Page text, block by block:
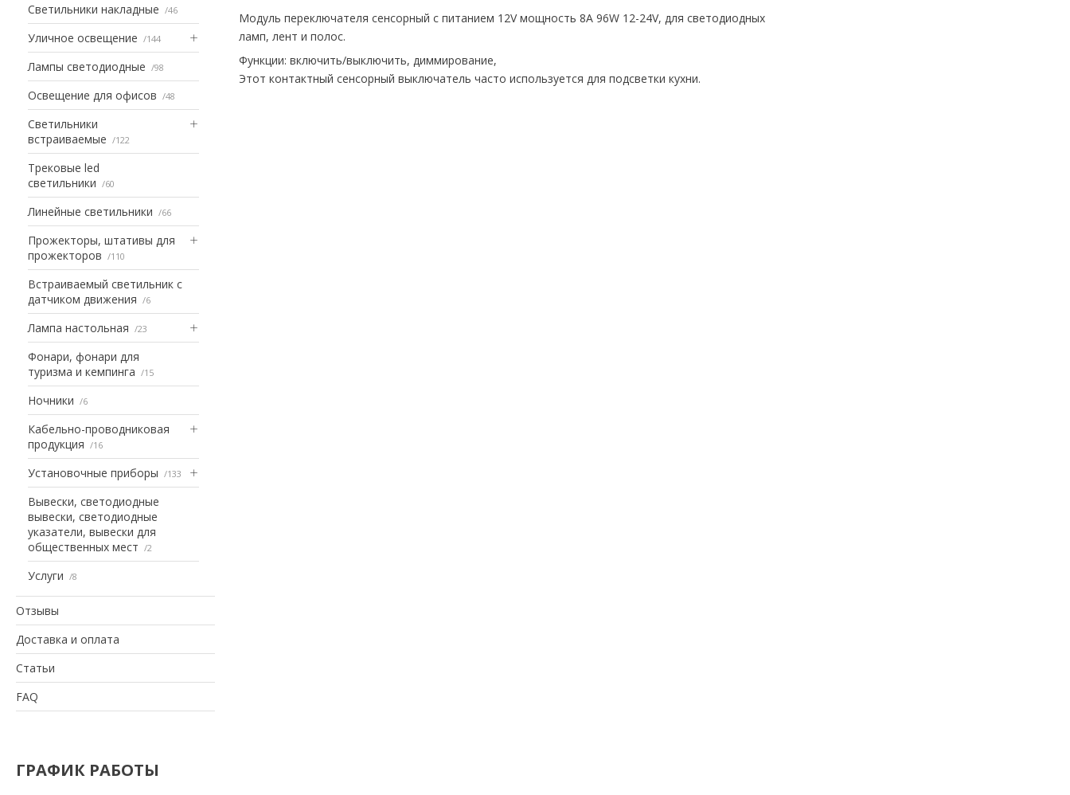
Светильники накладные 46
Уличное освещение 144
Лампы светодиодные 98
Освещение для офисов 48
Светильники
встраиваемые
122
Трековые led
светильники
60
Линейные светильники 66
Прожекторы, штативы для
прожекторов
110
Встраиваемый светильник с
датчиком движения
6
Лампа настольная 23
Фонари, фонари для
туризма и кемпинга
15
Ночники 6
Кабельно-проводниковая
продукция
16
Установочные приборы 133
Вывески, светодиодные
вывески, светодиодные
указатели, вывески для
общественных мест
2
Услуги 8
Отзывы
Доставка и оплата
Статьи
FAQ
ГРАФИК РАБОТЫ
Модуль переключателя сенсорный с питанием 12V мощность 8A 96W 12-24V, для светодиодных
ламп, лент и полос.
Функции: включить/выключить, диммирование,
Этот контактный сенсорный выключатель часто используется для подсветки кухни.